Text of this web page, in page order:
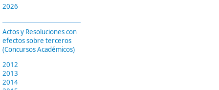
2026
Actos y Resoluciones con
efectos sobre terceros
(Concursos Académicos)
2012
2013
2014